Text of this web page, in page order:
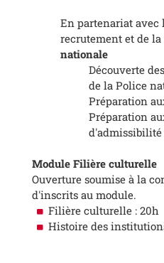
En partenariat
recrutement et de
nationale
Découverte
de la Police
Préparation
Préparation
Module Filière culturelle
Ouverture soumise à la
d'inscrits au module.
Filière culturelle : 20h
Histoire des